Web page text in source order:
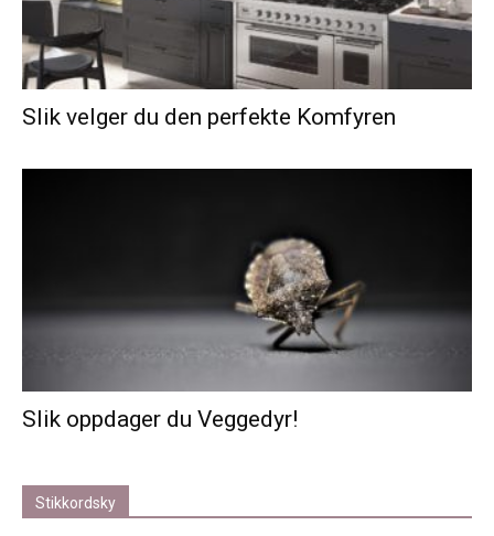
Slik velger du den perfekte Komfyren
Slik oppdager du Veggedyr!
Stikkordsky